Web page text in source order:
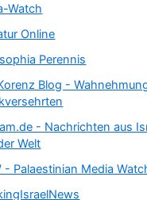
Watch
Online
Perennis
Blog -
- Nachrichten aus
Welt
- Palaestinian Media